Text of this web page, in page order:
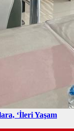
‘İleri Yaşam